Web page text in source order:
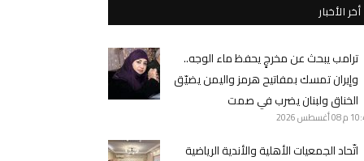
أخر الأخبار
ترامب يبحث عن مخرجٍ يحفظ ماء الوجه..
وإيران تمسك بمفاتيح هرمز واليمن يضيّق
الخناق ولبنان يضرب في صمت
م 08 أغسطس 2026
اتّحاد الجمعيات الأهلية والأندية الرياضية